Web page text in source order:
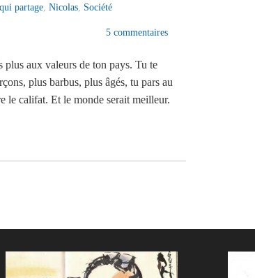
partage Nicolas Société
5 commentaires
plus aux valeurs de ton pays. Tu te
plus barbus, plus âgés, tu pars au
le califat. Et le monde serait meilleur.